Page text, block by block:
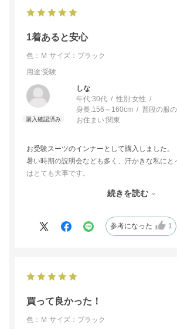
1着あると安心
色：Ｍ サイズ：ブラック
用途:受験
しな
年代:30代 性別:女性
身長:156～160cm 普段の服
お住まい:関東
お受験スーツのインナーとして購入しました。
暑い時期の説明会なども多く、汗かきな私にと
はとても大事です。
となく着ていることを忘れるくらい着心地が良
あると安心します。
続きを読む
参考になった 1
買って良かった！
色：Ｍ サイズ：ブラック